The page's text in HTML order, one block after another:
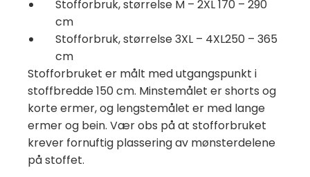
Stofforbruk, størrelse M – 2XL 170 – 290
cm
Stofforbruk, størrelse 3XL – 4XL250 – 365
cm
Stofforbruket er målt med utgangspunkt i
stoffbredde 150 cm. Minstemålet er shorts og
korte ermer, og lengstemålet er med lange
ermer og bein. Vær obs på at stofforbruket
krever fornuftig plassering av mønsterdelene
på stoffet.